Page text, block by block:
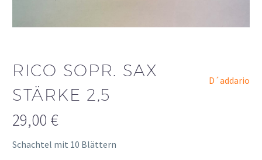
RICO SOPR. SAX
STÄRKE 2,5
D´addario
29,00 €
Schachtel mit 10 Blättern